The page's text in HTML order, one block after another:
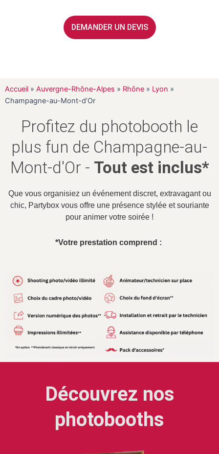
DEMANDER UN DEVIS
Accueil » Auvergne-Rhône-Alpes » Rhône » Lyon »
Champagne-au-Mont-d’Or
Profitez du photobooth le
plus fun de Champagne-au-
Mont-d'Or - Tout est inclus*
Que vous organisiez un événement discret, extravagant ou
chic, Partybox vous offre une présence stylée et souriante
pour animer votre soirée !
*Votre prestation comprend :
Découvrez nos
photobooths